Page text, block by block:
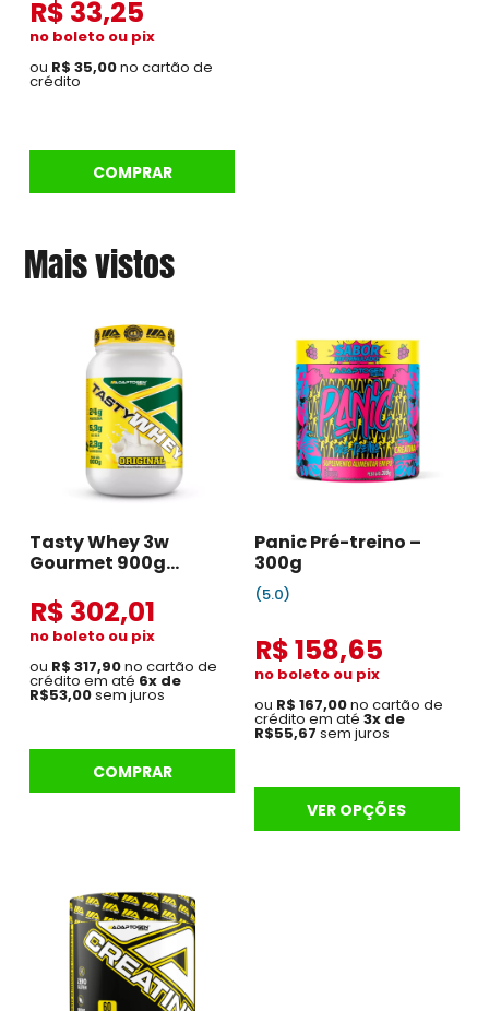
R$ 33,25
no boleto ou pix
ou R$ 35,00no cartão de
crédito
COMPRAR
Mais vistos
Tasty Whey 3w
Gourmet 900g
R$ 302,01
no boleto ou pix
ou R$ 317,90no cartão de
crédito em até 6x de
R$53,00sem juros
COMPRAR
Panic Pré-treino –
300g
(5.0)
R$ 158,65
no boleto ou pix
ou R$ 167,00no cartão de
crédito em até3x de
R$55,67 sem juros
VER OPÇÕES